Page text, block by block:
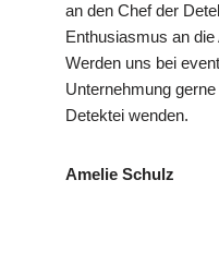
an den Chef der
Enthusiasmus an die
Werden uns bei
Unternehmung
Detektei wenden.
Amelie Schulz